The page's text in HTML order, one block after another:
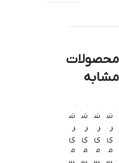
محصولات
مشابه
سَ
ر
ی
م
سَ
ر
ی
م
سَ
ر
ی
م
سَ
ر
ی
م